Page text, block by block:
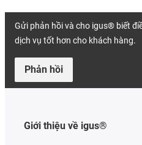
Gửi phản hồi và cho igus® biết
dịch vụ tốt hơn cho khách hàng.
Phản hồi
Giới thiệu về igus®